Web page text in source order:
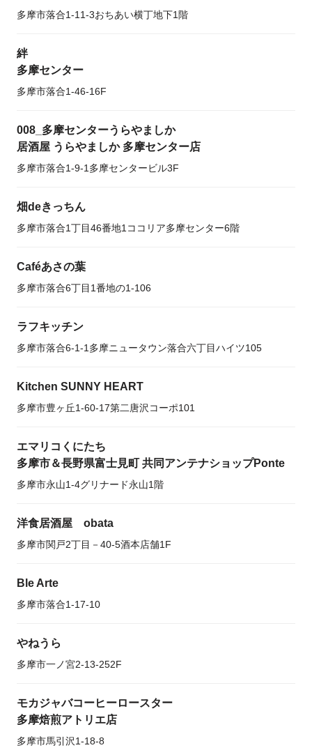
多摩市落合1-11-3おちあい横丁地下1階
絆
多摩センター
多摩市落合1-46-16F
008_多摩センターうらやましか
居酒屋 うらやましか 多摩センター店
多摩市落合1-9-1多摩センタービル3F
畑deきっちん
多摩市落合1丁目46番地1ココリア多摩センター6階
Caféあさの葉
多摩市落合6丁目1番地の1-106
ラフキッチン
多摩市落合6-1-1多摩ニュータウン落合六丁目ハイツ105
Kitchen SUNNY HEART
多摩市豊ヶ丘1-60-17第二唐沢コーポ101
エマリコくにたち
多摩市＆長野県富士見町 共同アンテナショップPonte
多摩市永山1-4グリナード永山1階
洋食居酒屋 obata
多摩市関戸2丁目－40-5酒本店舗1F
Ble Arte
多摩市落合1-17-10
やねうら
多摩市一ノ宮2-13-252F
モカジャバコーヒーロースター
多摩焙煎アトリエ店
多摩市馬引沢1-18-8